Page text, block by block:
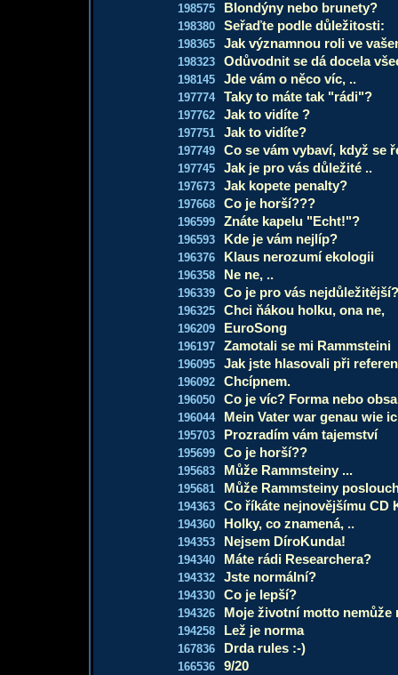
198575 Blondýny nebo brunety?
198380 Seřaďte podle důležitosti:
198365 Jak významnou roli ve
198323 Odůvodnit se dá docela
198145 Jde vám o něco víc, ..
197774 Taky to máte tak "rádi"?
197762 Jak to vidíte ?
197751 Jak to vidíte?
197749 Co se vám vybaví, když se
197745 Jak je pro vás důležité ..
197673 Jak kopete penalty?
197668 Co je horší???
196599 Znáte kapelu "Echt!"?
196593 Kde je vám nejlíp?
196376 Klaus nerozumí ekologii
196358 Ne ne, ..
196339 Co je pro vás nejdůležitější?
196325 Chci ňákou holku, ona ne,
196209 EuroSong
196197 Zamotali se mi Rammsteini
196095 Jak jste hlasovali při
196092 Chcípnem.
196050 Co je víc? Forma nebo
196044 Mein Vater war genau wie
195703 Prozradím vám tajemství
195699 Co je horší??
195683 Může Rammsteiny ...
195681 Může Rammsteiny
194363 Co říkáte nejnovějšímu CD
194360 Holky, co znamená, ..
194353 Nejsem DíroKunda!
194340 Máte rádi Researchera?
194332 Jste normální?
194330 Co je lepší?
194326 Moje životní motto nemůže
194258 Lež je norma
167836 Drda rules :-)
166536 9/20